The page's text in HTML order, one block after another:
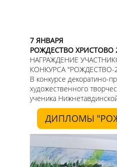
7 ЯНВАРЯ
РОЖДЕСТВО ХРИСТОВО
НАГРАЖДЕНИЕ
КОНКУРСА "РОЖДЕСТВО-
В конкурсе декоратино-
художественного
ученика
ДИПЛОМЫ